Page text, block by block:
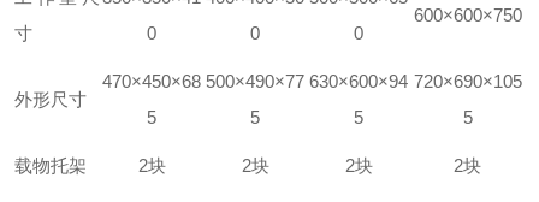
寸
0
0
0
600×600×750
外形尺寸
470×450×68
5
500×490×77
5
630×600×94
5
720×690×105
5
载物托架 2块 2块 2块 2块